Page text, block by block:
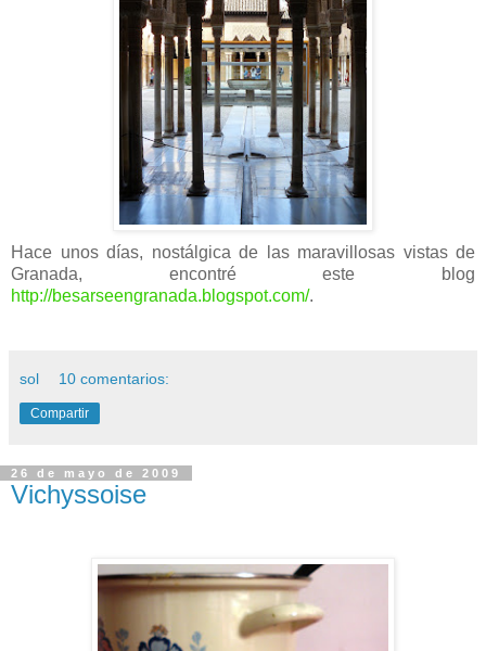
Hace unos días, nostálgica de las maravillosas vistas de
Granada, encontré este blog
http://besarseengranada.blogspot.com/.
sol 10 comentarios:
Compartir
26 de mayo de 2009
Vichyssoise